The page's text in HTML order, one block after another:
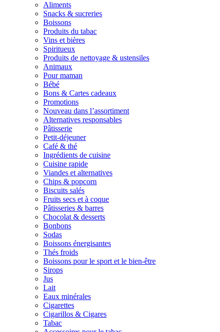
Aliments
Snacks & sucreries
Boissons
Produits du tabac
Vins et bières
Spiritueux
Produits de nettoyage & ustensiles
Animaux
Pour maman
Bébé
Bons & Cartes cadeaux
Promotions
Nouveau dans l’assortiment
Alternatives responsables
Pâtisserie
Petit-déjeuner
Café & thé
Ingrédients de cuisine
Cuisine rapide
Viandes et alternatives
Chips & popcorn
Biscuits salés
Fruits secs et à coque
Pâtisseries & barres
Chocolat & desserts
Bonbons
Sodas
Boissons énergisantes
Thés froids
Boissons pour le sport et le bien-être
Sirops
Jus
Lait
Eaux minérales
Cigarettes
Cigarillos & Cigares
Tabac